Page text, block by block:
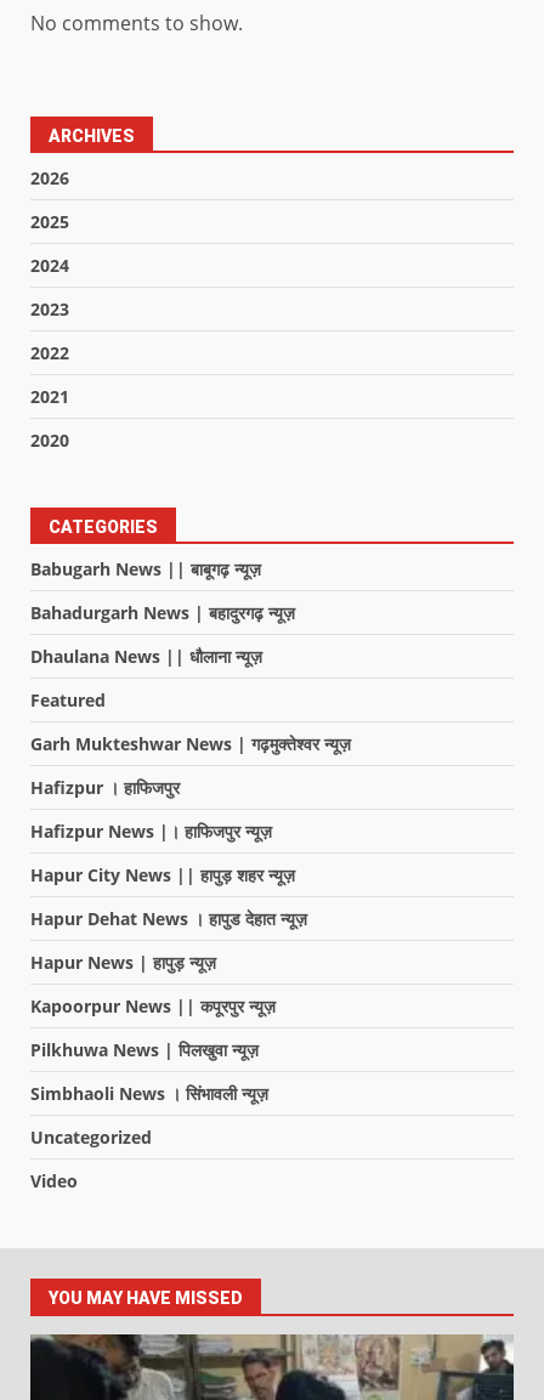
No comments to show.
ARCHIVES
2026
2025
2024
2023
2022
2021
2020
CATEGORIES
Babugarh News || बाबूगढ़ न्यूज़
Bahadurgarh News | बहादुरगढ़ न्यूज़
Dhaulana News || धौलाना न्यूज़
Featured
Garh Mukteshwar News | गढ़मुक्तेश्वर न्यूज़
Hafizpur । हाफिजपुर
Hafizpur News |। हाफिजपुर न्यूज़
Hapur City News || हापुड़ शहर न्यूज़
Hapur Dehat News । हापुड देहात न्यूज़
Hapur News | हापुड़ न्यूज़
Kapoorpur News || कपूरपुर न्यूज़
Pilkhuwa News | पिलखुवा न्यूज़
Simbhaoli News । सिंभावली न्यूज़
Uncategorized
Video
YOU MAY HAVE MISSED